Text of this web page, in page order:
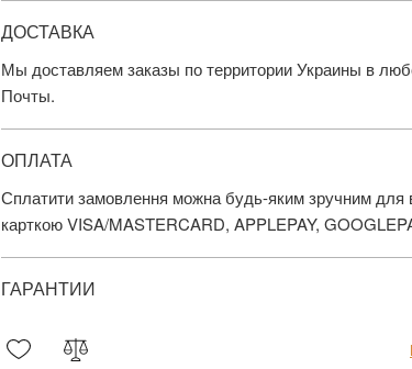
ДОСТАВКА
Мы доставляем заказы по территории Украины в
Почты.
ОПЛАТА
Сплатити замовлення можна будь-яким зручним для
карткою VISA/MASTERCARD, APPLEPAY,
ГАРАНТИИ